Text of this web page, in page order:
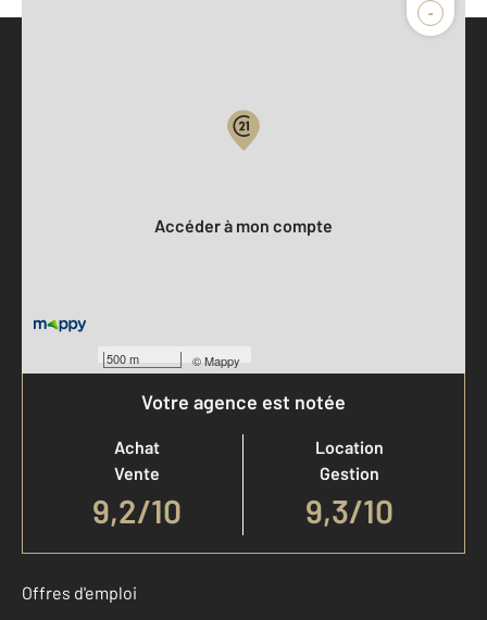
-
500 m ©Mappy
Accéder à mon compte
Votre agence est notée
Achat
Vente
9,2/10
Location
Gestion
9,3/10
Offres d'emploi